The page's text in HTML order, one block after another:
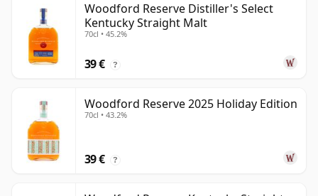
Woodford Reserve Distiller's Select
Kentucky Straight Malt
70cl • 45.2%
39 € ?
Woodford Reserve 2025 Holiday Edition
70cl • 43.2%
39 € ?